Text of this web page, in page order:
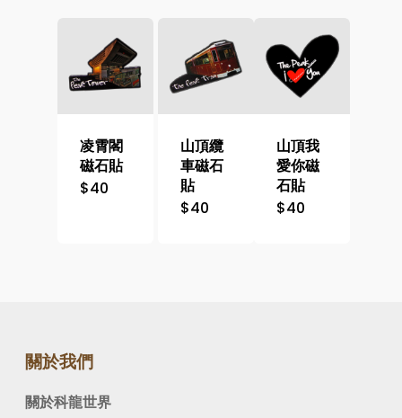
凌霄閣
磁石貼
$40
山頂纜
車磁石
貼
$40
山頂我
愛你磁
石貼
$40
關於我們
關於科龍世界